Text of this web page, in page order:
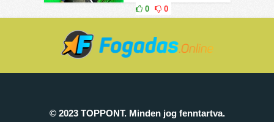
0 0
© 2023 TOPPONT. Minden jog fenntartva.